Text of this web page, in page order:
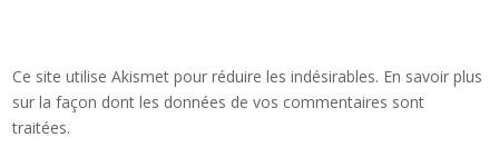
Ce site utilise Akismet pour réduire les indésirables. En savoir plus
sur la façon dont les données de vos commentaires sont
traitées.